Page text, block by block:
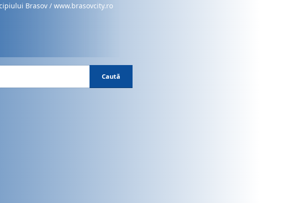
Brasov / www.brasovcity.ro
Caută